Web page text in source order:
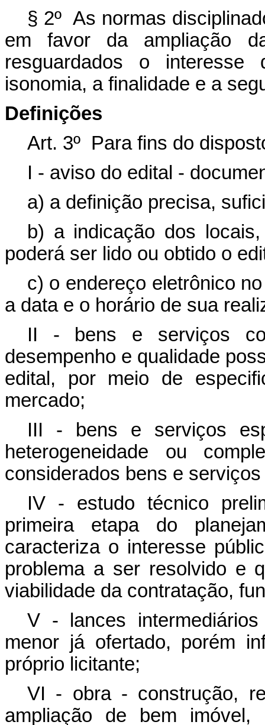
§ 2º As normas
em favor da ampliação
resguardados o
isonomia, a finalidade e a
Definições
Art. 3º Para fins do
I - aviso do edital -
a) a definição precisa,
b) a indicação dos
poderá ser lido ou obtido o
c) o endereço eletrônico
a data e o horário de sua
II - bens e serviços
desempenho e qualidade
edital, por meio de
mercado;
III - bens e serviços
heterogeneidade ou
considerados bens e
IV - estudo técnico
primeira etapa do
caracteriza o interesse
problema a ser resolvido e
viabilidade da contratação,
V - lances
menor já ofertado, porém
próprio licitante;
VI - obra - construção,
ampliação de bem